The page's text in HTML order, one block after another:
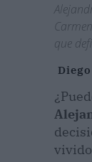
que
vivido